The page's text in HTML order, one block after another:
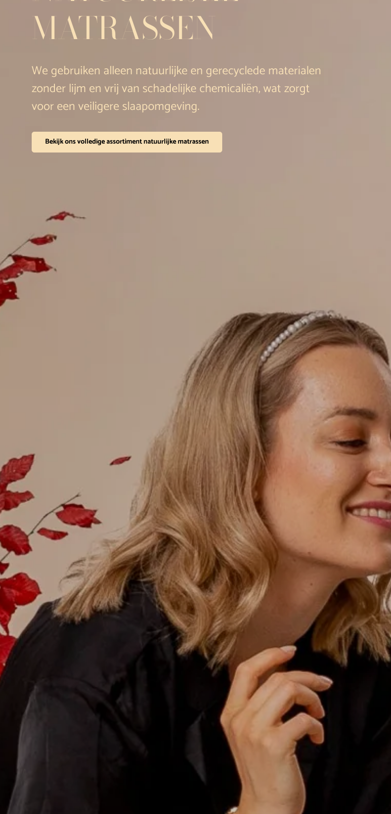
MATRASSEN
We gebruiken alleen natuurlijke en gerecyclede materialen
zonder lijm en vrij van schadelijke chemicaliën, wat zorgt
voor een veiligere slaapomgeving.
Bekijk ons volledige assortiment natuurlijke matrassen